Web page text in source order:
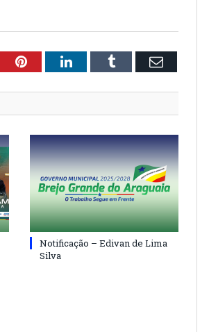
PinterestLinkedInTumblr Email
Notificação – Edivan de Lima
Silva